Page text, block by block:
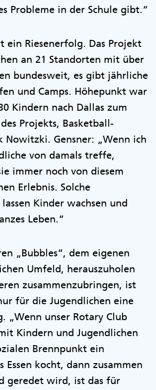
Probleme in der Schule gibt.“
ein Riesenerfolg. Das Projekt
an 21 Standorten mit über
bundesweit, es gibt jährliche
und Camps. Höhepunkt war
Kindern nach Dallas zum
Projekts, Basketball-
Nowitzki. Gensner: „Wenn ich
von damals treffe,
immer noch von diesem
Erlebnis. Solche
Kinder wachsen und
Leben.“
„Bubbles“, dem eigenen
Umfeld, herauszuholen
zusammenzubringen, ist
für die Jugendlichen eine
„Wenn unser Rotary Club
Kindern und Jugendlichen
Brennpunkt ein
Essen kocht, dann zusammen
geredet wird, ist das für